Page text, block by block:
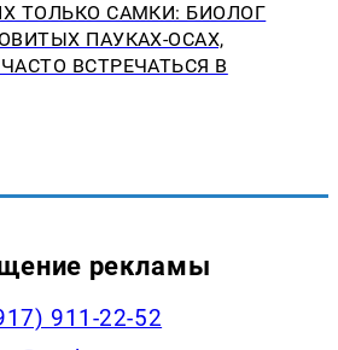
ТОЛЬКО САМКИ: БИОЛОГ
ПАУКАХ-ОСАХ,
ВСТРЕЧАТЬСЯ В
рекламы
911-22-52